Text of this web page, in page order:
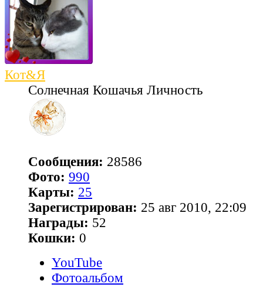
Кот&Я
Солнечная Кошачья Личность
Сообщения: 28586
Фото: 990
Карты: 25
Зарегистрирован: 25 авг 2010, 22:09
Награды: 52
Кошки: 0
YouTube
Фотоальбом